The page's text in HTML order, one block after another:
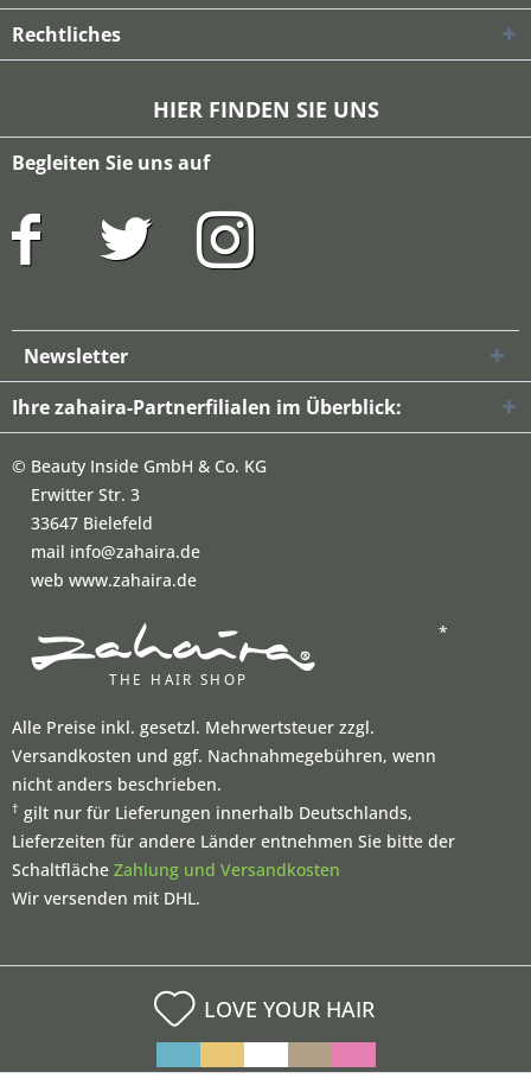
Rechtliches
HIER FINDEN SIE UNS
Begleiten Sie uns auf
Newsletter
Ihre zahaira-Partnerfilialen im Überblick:
© Beauty Inside GmbH & Co. KG
Erwitter Str. 3
33647 Bielefeld
mail info@zahaira.de
web www.zahaira.de
*
Alle Preise inkl. gesetzl. Mehrwertsteuer zzgl.
Versandkosten und ggf. Nachnahmegebühren, wenn
nicht anders beschrieben.
† gilt nur für Lieferungen innerhalb Deutschlands,
Lieferzeiten für andere Länder entnehmen Sie bitte der
Schaltfläche Zahlung und Versandkosten
Wir versenden mit DHL.
LOVE YOUR HAIR